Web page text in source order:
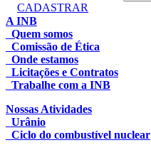
CADASTRAR
A INB
Quem somos
Comissão de Ética
Onde estamos
Licitações e Contratos
Trabalhe com a INB
Nossas Atividades
Urânio
Ciclo do combustível nuclear